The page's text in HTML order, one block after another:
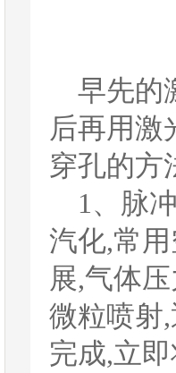
早先的
后再用激
穿孔的方
1、脉
汽化,常
展,气体
微粒喷射
完成,立